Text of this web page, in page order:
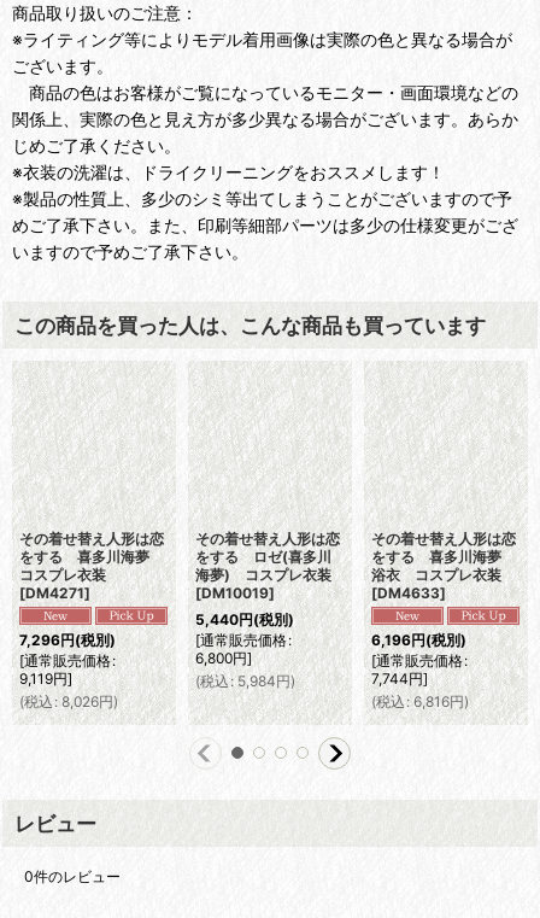
商品取り扱いのご注意：
※ライティング等によりモデル着用画像は実際の色と異なる場合が
ございます。
商品の色はお客様がご覧になっているモニター・画面環境などの
関係上、実際の色と見え方が多少異なる場合がございます。あらか
じめご了承ください。
※衣装の洗濯は、ドライクリーニングをおススメします！
※製品の性質上、多少のシミ等出てしまうことがございますので予
めご了承下さい。また、印刷等細部パーツは多少の仕様変更がござ
いますので予めご了承下さい。
この商品を買った人は、こんな商品も買っています
その着せ替え人形は恋
をする 喜多川海夢
コスプレ衣装
[DM4271]
7,296円(税別)
[通常販売価格:
9,119円]
(税込 : 8,026円)
その着せ替え人形は恋
をする ロゼ(喜多川
海夢) コスプレ衣装
[DM10019]
5,440円(税別)
[通常販売価格:
6,800円]
(税込: 5,984円)
その着せ替え人形は恋
をする 喜多川海夢
浴衣 コスプレ衣装
[DM4633]
6,196円(税別)
[通常販売価格:
7,744円]
(税込 : 6,816円)
レビュー
0件のレビュー